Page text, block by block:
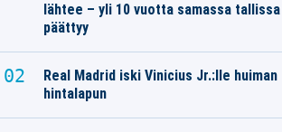
lähtee – yli 10 vuotta samassa tallissa
päättyy
Real Madrid iski Vinicius Jr.:lle huiman
hintalapun